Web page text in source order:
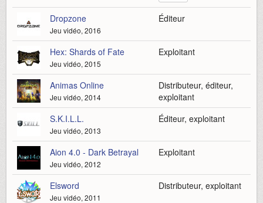
Dropzone
Jeu vidéo, 2016
Éditeur
Hex: Shards of Fate
Jeu vidéo, 2015
Exploitant
Animas Online
Jeu vidéo, 2014
Distributeur, éditeur,
exploitant
S.K.I.L.L.
Jeu vidéo, 2013
Éditeur, exploitant
Aion 4.0 - Dark Betrayal
Jeu vidéo, 2012
Exploitant
Elsword
Jeu vidéo, 2011
Distributeur, exploitant